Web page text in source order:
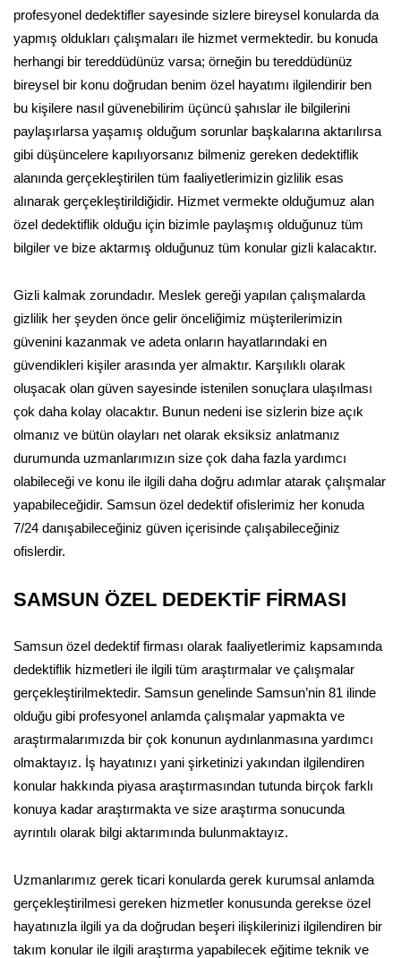
profesyonel dedektifler sayesinde sizlere bireysel konularda da
yapmış oldukları çalışmaları ile hizmet vermektedir. bu konuda
herhangi bir tereddüdünüz varsa; örneğin bu tereddüdünüz
bireysel bir konu doğrudan benim özel hayatımı ilgilendirir ben
bu kişilere nasıl güvenebilirim üçüncü şahıslar ile bilgilerini
paylaşırlarsa yaşamış olduğum sorunlar başkalarına aktarılırsa
gibi düşüncelere kapılıyorsanız bilmeniz gereken dedektiflik
alanında gerçekleştirilen tüm faaliyetlerimizin gizlilik esas
alınarak gerçekleştirildiğidir. Hizmet vermekte olduğumuz alan
özel dedektiflik olduğu için bizimle paylaşmış olduğunuz tüm
bilgiler ve bize aktarmış olduğunuz tüm konular gizli kalacaktır.
Gizli kalmak zorundadır. Meslek gereği yapılan çalışmalarda
gizlilik her şeyden önce gelir önceliğimiz müşterilerimizin
güvenini kazanmak ve adeta onların hayatlarındaki en
güvendikleri kişiler arasında yer almaktır. Karşılıklı olarak
oluşacak olan güven sayesinde istenilen sonuçlara ulaşılması
çok daha kolay olacaktır. Bunun nedeni ise sizlerin bize açık
olmanız ve bütün olayları net olarak eksiksiz anlatmanız
durumunda uzmanlarımızın size çok daha fazla yardımcı
olabileceği ve konu ile ilgili daha doğru adımlar atarak çalışmalar
yapabileceğidir. Samsun özel dedektif ofislerimiz her konuda
7/24 danışabileceğiniz güven içerisinde çalışabileceğiniz
ofislerdir.
SAMSUN ÖZEL DEDEKTİF FİRMASI
Samsun özel dedektif firması olarak faaliyetlerimiz kapsamında
dedektiflik hizmetleri ile ilgili tüm araştırmalar ve çalışmalar
gerçekleştirilmektedir. Samsun genelinde Samsun’nin 81 ilinde
olduğu gibi profesyonel anlamda çalışmalar yapmakta ve
araştırmalarımızda bir çok konunun aydınlanmasına yardımcı
olmaktayız. İş hayatınızı yani şirketinizi yakından ilgilendiren
konular hakkında piyasa araştırmasından tutunda birçok farklı
konuya kadar araştırmakta ve size araştırma sonucunda
ayrıntılı olarak bilgi aktarımında bulunmaktayız.
Uzmanlarımız gerek ticari konularda gerek kurumsal anlamda
gerçekleştirilmesi gereken hizmetler konusunda gerekse özel
hayatınızla ilgili ya da doğrudan beşeri ilişkilerinizi ilgilendiren bir
takım konular ile ilgili araştırma yapabilecek eğitime teknik ve